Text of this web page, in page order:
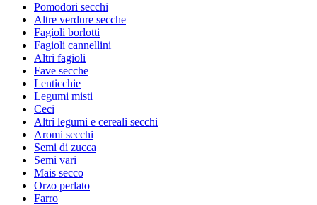
Pomodori secchi
Altre verdure secche
Fagioli borlotti
Fagioli cannellini
Altri fagioli
Fave secche
Lenticchie
Legumi misti
Ceci
Altri legumi e cereali secchi
Aromi secchi
Semi di zucca
Semi vari
Mais secco
Orzo perlato
Farro